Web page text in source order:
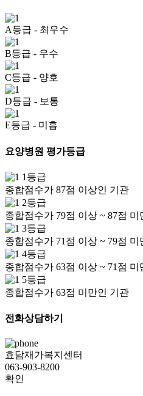
A등급 - 최우수
B등급 - 우수
C등급 - 양호
D등급 - 보통
E등급 - 미흡
요양병원 평가등급
1등급
종합점수가 87점 이상인 기관
2등급
종합점수가 79점 이상 ~ 87점 미
3등급
종합점수가 71점 이상 ~ 79점 미
4등급
종합점수가 63점 이상 ~ 71점 미
5등급
종합점수가 63점 미만인 기관
전화상담하기
효담재가복지센터
063-903-8200
확인